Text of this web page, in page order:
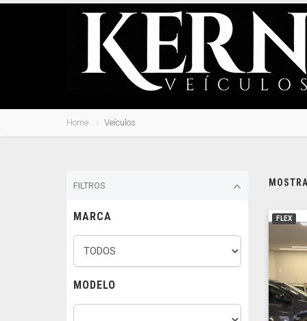
Home Veículos
FILTROS
MARCA
MODELO
FLEX